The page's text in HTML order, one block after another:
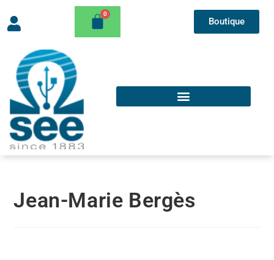
Boutique
Jean-Marie Bergès